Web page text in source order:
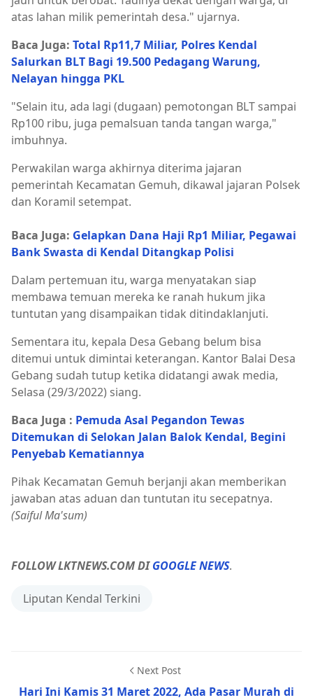
atas lahan milik pemerintah desa." ujarnya.
Baca Juga: Total Rp11,7 Miliar, Polres Kendal
Salurkan BLT Bagi 19.500 Pedagang Warung,
Nelayan hingga PKL
"Selain itu, ada lagi (dugaan) pemotongan BLT sampai
Rp100 ribu, juga pemalsuan tanda tangan warga,"
imbuhnya.
Perwakilan warga akhirnya diterima jajaran
pemerintah Kecamatan Gemuh, dikawal jajaran Polsek
dan Koramil setempat.
Baca Juga: Gelapkan Dana Haji Rp1 Miliar, Pegawai
Bank Swasta di Kendal Ditangkap Polisi
Dalam pertemuan itu, warga menyatakan siap
membawa temuan mereka ke ranah hukum jika
tuntutan yang disampaikan tidak ditindaklanjuti.
Sementara itu, kepala Desa Gebang belum bisa
ditemui untuk dimintai keterangan. Kantor Balai Desa
Gebang sudah tutup ketika didatangi awak media,
Selasa (29/3/2022) siang.
Baca Juga : Pemuda Asal Pegandon Tewas
Ditemukan di Selokan Jalan Balok Kendal, Begini
Penyebab Kematiannya
Pihak Kecamatan Gemuh berjanji akan memberikan
jawaban atas aduan dan tuntutan itu secepatnya.
(Saiful Ma'sum)
FOLLOW LKTNEWS.COM DIGOOGLE NEWS.
Liputan Kendal Terkini
Next Post
Hari Ini Kamis 31 Maret 2022, Ada Pasar Murah di